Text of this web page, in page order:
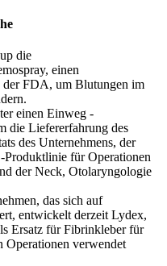
die
einen
der FDA, um Blutungen im
einen Einweg -
die Liefererfahrung des
des Unternehmens, der
für Operationen
der Neck, Otolaryngologie
das sich auf
entwickelt derzeit Lydex,
Ersatz für Fibrinkleber für
Operationen verwendet